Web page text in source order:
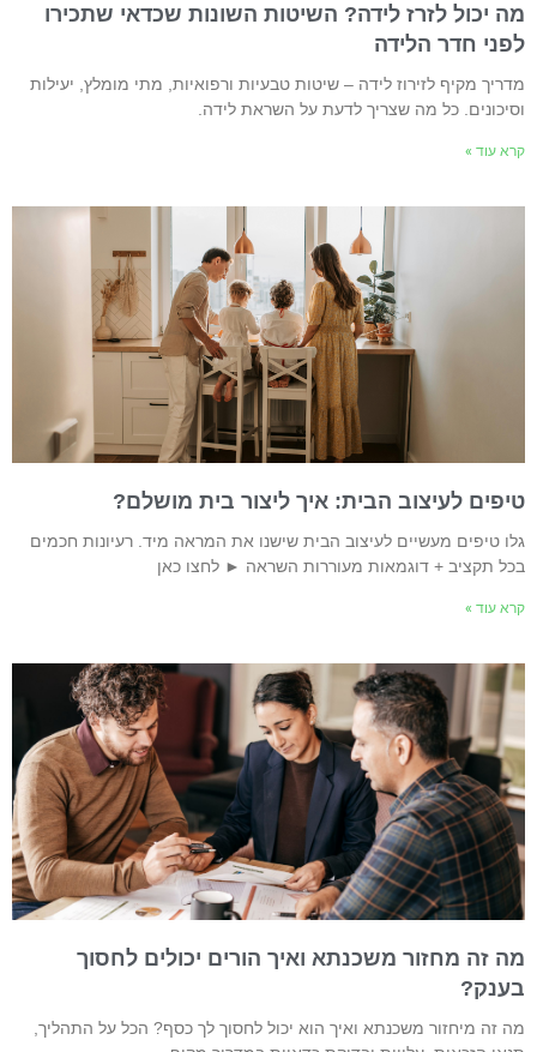
יכול לזרז לידה? השיטות השונות שכדאי שתכירו
חדר הלידה
מקיף לזירוז לידה – שיטות טבעיות ורפואיות, מתי מומלץ, יעילות
כל מה שצריך לדעת על השראת לידה.
עוד »
לעיצוב הבית: איך ליצור בית מושלם?
טיפים מעשיים לעיצוב הבית שישנו את המראה מיד. רעיונות חכמים
תקציב + דוגמאות מעוררות השראה ► לחצו כאן
עוד »
זה מחזור משכנתא ואיך הורים יכולים לחסוך
זה מיחזור משכנתא ואיך הוא יכול לחסוך לך כסף? הכל על התהליך,